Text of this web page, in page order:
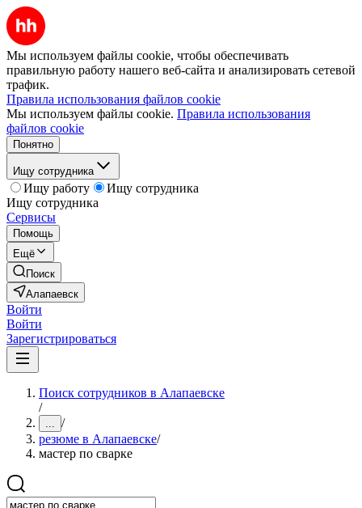
Мы используем файлы cookie, чтобы обеспечивать
правильную работу нашего веб-сайта и анализировать сетевой
трафик.
Правила использования файлов cookie
Мы используем файлы cookie. Правила использования
файлов cookie
Понятно
Ищу сотрудника
Ищу работу
Ищу сотрудника
Ищу сотрудника
Сервисы
Помощь
Ещё
Поиск
Алапаевск
Войти
Войти
Зарегистрироваться
Поиск сотрудников в Алапаевске
/
... /
резюме в Алапаевске/
мастер по сварке